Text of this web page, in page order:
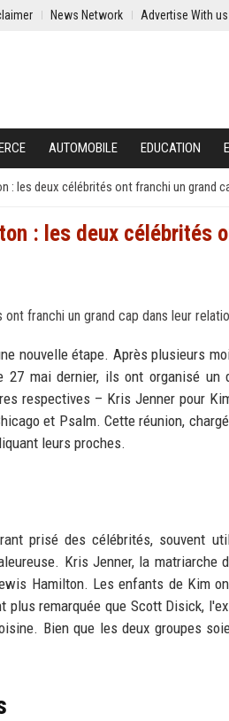
News Network Advertise With us
AUTOMOBILE EDUCATION
: les deux célébrités ont franchi un grand
: les deux célébrités
nouvelle étape. Après plusieurs
27 mai dernier, ils ont organisé un
respectives – Kris Jenner pour
et Psalm. Cette réunion,
leurs proches.
prisé des célébrités, souvent
Kris Jenner, la matriarche
Hamilton. Les enfants de Kim
remarquée que Scott Disick,
Bien que les deux groupes